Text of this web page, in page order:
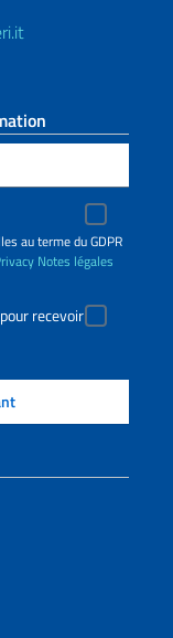
au terme du GDPR
Notes légales
recevoir